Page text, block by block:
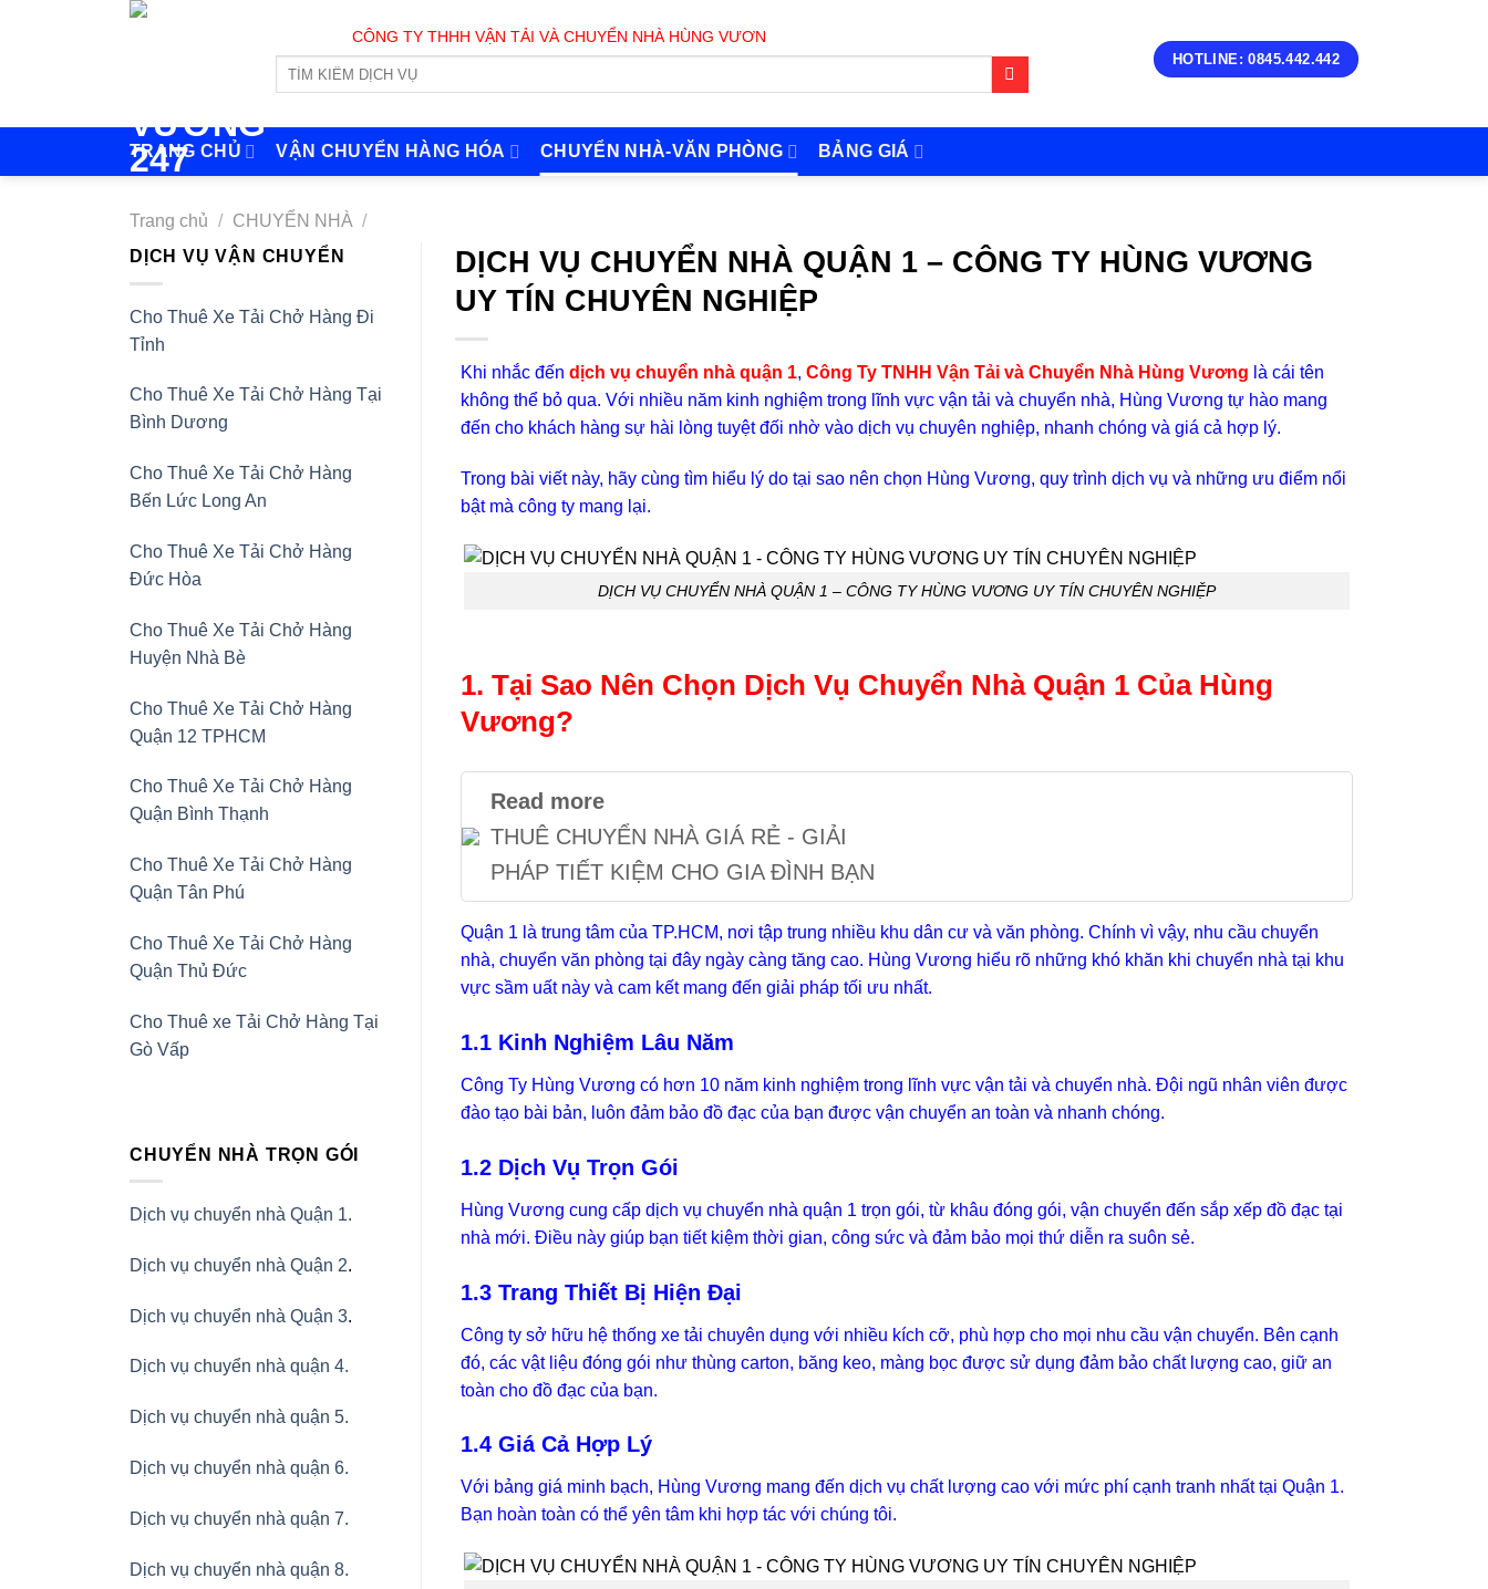
CÔNG TY THHH VẬN TẢI VÀ CHUYỂN NHÀ HÙNG VƯƠNG PHỤC VỤ 24/7
HOTLINE: 0845.442.442
TRANG CHỦ VẬN CHUYỂN HÀNG HÓA CHUYỂN NHÀ-VĂN PHÒNG BẢNG GIÁ
Trang chủ / CHUYỂN NHÀ /
DỊCH VỤ VẬN CHUYỂN
Cho Thuê Xe Tải Chở Hàng Đi
Tỉnh
Cho Thuê Xe Tải Chở Hàng Tại
Bình Dương
Cho Thuê Xe Tải Chở Hàng
Bến Lức Long An
Cho Thuê Xe Tải Chở Hàng
Đức Hòa
Cho Thuê Xe Tải Chở Hàng
Huyện Nhà Bè
Cho Thuê Xe Tải Chở Hàng
Quận 12 TPHCM
Cho Thuê Xe Tải Chở Hàng
Quận Bình Thạnh
Cho Thuê Xe Tải Chở Hàng
Quận Tân Phú
Cho Thuê Xe Tải Chở Hàng
Quận Thủ Đức
Cho Thuê xe Tải Chở Hàng Tại
Gò Vấp
CHUYỂN NHÀ TRỌN GÓI
Dịch vụ chuyển nhà Quận 1.
Dịch vụ chuyển nhà Quận 2.
Dịch vụ chuyển nhà Quận 3.
Dịch vụ chuyển nhà quận 4.
Dịch vụ chuyển nhà quận 5.
Dịch vụ chuyển nhà quận 6.
Dịch vụ chuyển nhà quận 7.
Dịch vụ chuyển nhà quận 8.
DỊCH VỤ CHUYỂN NHÀ QUẬN 1 – CÔNG TY HÙNG VƯƠNG
UY TÍN CHUYÊN NGHIỆP
Khi nhắc đến dịch vụ chuyển nhà quận 1, Công Ty TNHH Vận Tải và Chuyển Nhà Hùng Vương là cái tên
không thể bỏ qua. Với nhiều năm kinh nghiệm trong lĩnh vực vận tải và chuyển nhà, Hùng Vương tự hào mang
đến cho khách hàng sự hài lòng tuyệt đối nhờ vào dịch vụ chuyên nghiệp, nhanh chóng và giá cả hợp lý.
Trong bài viết này, hãy cùng tìm hiểu lý do tại sao nên chọn Hùng Vương, quy trình dịch vụ và những ưu điểm nổi
bật mà công ty mang lại.
DỊCH VỤ CHUYỂN NHÀ QUẬN 1 – CÔNG TY HÙNG VƯƠNG UY TÍN CHUYÊN NGHIỆP
1. Tại Sao Nên Chọn Dịch Vụ Chuyển Nhà Quận 1 Của Hùng
Vương?
Read more
THUÊ CHUYỂN NHÀ GIÁ RẺ - GIẢI
PHÁP TIẾT KIỆM CHO GIA ĐÌNH BẠN
Quận 1 là trung tâm của TP.HCM, nơi tập trung nhiều khu dân cư và văn phòng. Chính vì vậy, nhu cầu chuyển
nhà, chuyển văn phòng tại đây ngày càng tăng cao. Hùng Vương hiểu rõ những khó khăn khi chuyển nhà tại khu
vực sầm uất này và cam kết mang đến giải pháp tối ưu nhất.
1.1 Kinh Nghiệm Lâu Năm
Công Ty Hùng Vương có hơn 10 năm kinh nghiệm trong lĩnh vực vận tải và chuyển nhà. Đội ngũ nhân viên được
đào tạo bài bản, luôn đảm bảo đồ đạc của bạn được vận chuyển an toàn và nhanh chóng.
1.2 Dịch Vụ Trọn Gói
Hùng Vương cung cấp dịch vụ chuyển nhà quận 1 trọn gói, từ khâu đóng gói, vận chuyển đến sắp xếp đồ đạc tại
nhà mới. Điều này giúp bạn tiết kiệm thời gian, công sức và đảm bảo mọi thứ diễn ra suôn sẻ.
1.3 Trang Thiết Bị Hiện Đại
Công ty sở hữu hệ thống xe tải chuyên dụng với nhiều kích cỡ, phù hợp cho mọi nhu cầu vận chuyển. Bên cạnh
đó, các vật liệu đóng gói như thùng carton, băng keo, màng bọc được sử dụng đảm bảo chất lượng cao, giữ an
toàn cho đồ đạc của bạn.
1.4 Giá Cả Hợp Lý
Với bảng giá minh bạch, Hùng Vương mang đến dịch vụ chất lượng cao với mức phí cạnh tranh nhất tại Quận 1.
Bạn hoàn toàn có thể yên tâm khi hợp tác với chúng tôi.